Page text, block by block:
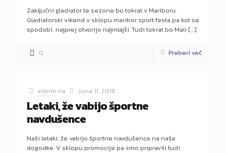
Zaključni gladiator te sezone bo tokrat v Mariboru.
Gladiatorski vikend v sklopu maribor sport festa pa kot se
spodobi, najprej otvorijo najmlajši. Tudi tokrat bo Mali […]
0 Preberi več
admin na June 11, 2018
Letaki, že vabijo športne
navdušence
Naši letaki, že vabijo športne navdušence na naše
dogodke. V sklopu promocije pa smo pripravili tudi